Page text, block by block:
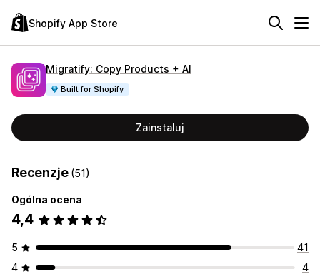
Shopify App Store
Migratify: Copy Products + AI
Built for Shopify
Zainstaluj
Recenzje (51)
Ogólna ocena
4,4
5
41
4
4